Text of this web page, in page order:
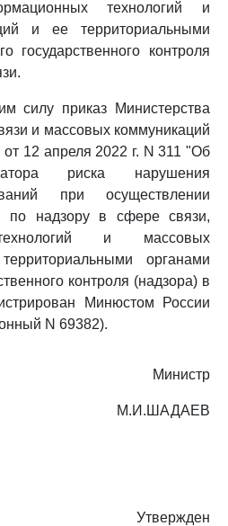
технологий и
и ее территориальными
государственного контроля
силу приказ Министерства
и массовых коммуникаций
12 апреля 2022 г. N 311 "Об
риска нарушения
при осуществлении
по надзору в сфере связи,
и массовых
органами
контроля (надзора) в
Минюстом России
N 69382).
Министр
М.И.ШАДАЕВ
Утвержден